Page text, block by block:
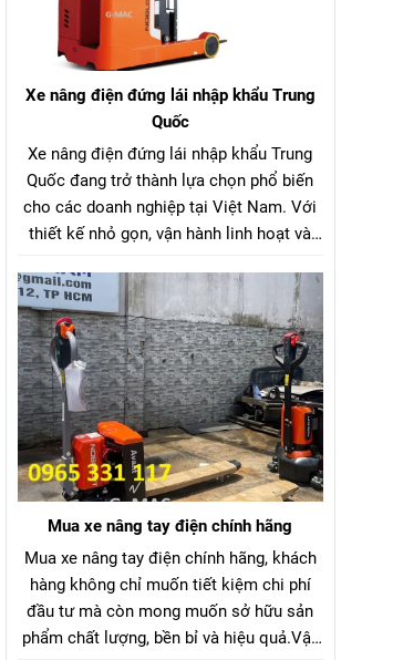
Xe nâng điện đứng lái nhập khẩu Trung
Quốc
Xe nâng điện đứng lái nhập khẩu Trung
Quốc đang trở thành lựa chọn phổ biến
cho các doanh nghiệp tại Việt Nam. Với
thiết kế nhỏ gọn, vận hành linh hoạt và
lái nhập khẩu Trung Quốc này mang đến
hiệu quả tối ưu trong việc xếp dỡ, nâng
hạ hàng hóa tại kho xưởng, siêu thị, nhà
máy và trung tâm logistics.
Mua xe nâng tay điện chính hãng
Mua xe nâng tay điện chính hãng, khách
hàng không chỉ muốn tiết kiệm chi phí
đầu tư mà còn mong muốn sở hữu sản
phẩm chất lượng, bền bỉ và hiệu quả.Vậy